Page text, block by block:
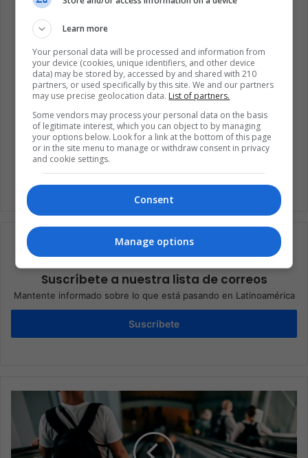
Cine Cine y televisión
Entretenimiento New series
Streaming
Suscríbete a nuestra lista de correos
Mantente informado sobre lo que está pasando en Latinoamérica
Suscríbete
Learn more
Your personal data will be processed and information from
your device (cookies, unique identifiers, and other device
data) may be stored by, accessed by and shared with 210
partners, or used specifically by this site. We and our partners
may use precise geolocation data. List of partners.
Some vendors may process your personal data on the basis
of legitimate interest, which you can object to by managing
your options below. Look for a link at the bottom of this page
or in the site menu to manage or withdraw consent in privacy
and cookie settings.
Consent
Manage options